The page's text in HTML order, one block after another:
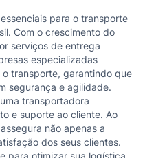
para o transporte
Com o crescimento do
serviços de entrega
especializadas
transporte, garantindo que
segurança e agilidade.
transportadora
e suporte ao cliente. Ao
não apenas a
dos seus clientes.
para otimizar sua logística